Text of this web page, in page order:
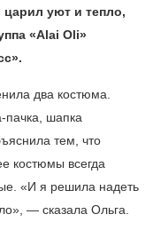
уют и тепло,
«Alai Oli»
два костюма.
шапка
тем, что
костюмы всегда
«И я решила надеть
— сказала Ольга.